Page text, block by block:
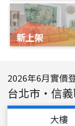
新上架
2026年6月實價
台北市 ・ 信
大樓